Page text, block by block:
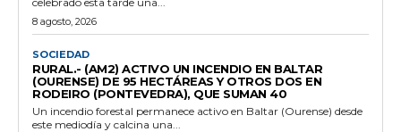
8 agosto, 2026
SOCIEDAD
RURAL.- (AM2) ACTIVO UN INCENDIO EN BALTAR
(OURENSE) DE 95 HECTÁREAS Y OTROS DOS EN
RODEIRO (PONTEVEDRA), QUE SUMAN 40
Un incendio forestal permanece activo en Baltar (Ourense) desde
este mediodía y calcina una...